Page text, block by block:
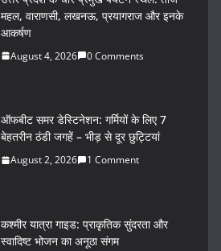
e
महल, वाराणसी, लखनऊ, प्रयागराज और इनके
आकर्षण
August 4, 2026 0 Comments
ऑफबीट समर डेस्टिनेशन: गर्मियों के लिए 7
बेहतरीन ठंडी जगहें – भीड़ से दूर छुट्टियां
August 2, 2026 1 Comment
कश्मीर यात्रा गाइड: प्राकृतिक सुंदरता और
स्वादिष्ट भोजन का अनूठा संगम